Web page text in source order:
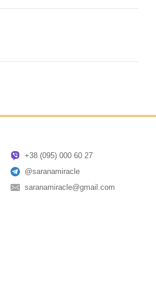
+38 (095) 000 60 27
@saranamiracle
saranamiracle@gmail.com